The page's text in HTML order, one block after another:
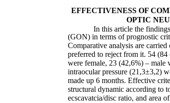
EFFECTIVENESS OF
OPTIC
In this article the
(GON) in terms of prognostic
Comparative analysis are
preferred to reject from it. 54
were female, 23 (42,6%) – male
intraocular pressure (21,3±3,2)
made up 6 months. Effective
structural dynamic according to
ecscavatcia/disc ratio, and area